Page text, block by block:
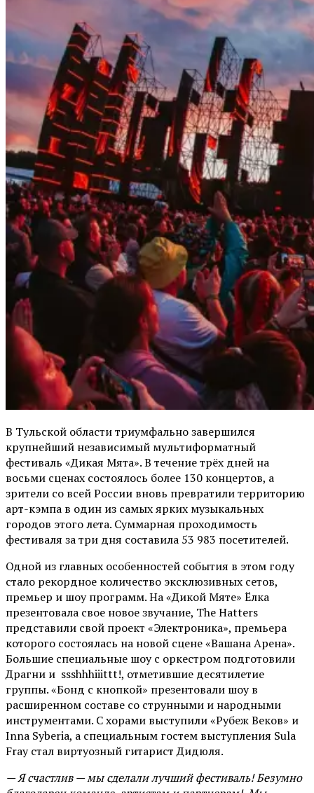
В Тульской области триумфально завершился
крупнейший независимый мультиформатный
фестиваль «Дикая Мята». В течение трёх дней на
восьми сценах состоялось более 130 концертов, а
зрители со всей России вновь превратили территорию
арт-кэмпа в один из самых ярких музыкальных
городов этого лета. Суммарная проходимость
фестиваля за три дня составила 53 983 посетителей.
Одной из главных особенностей события в этом году
стало рекордное количество эксклюзивных сетов,
премьер и шоу программ. На «Дикой Мяте» Ёлка
презентовала свое новое звучание, The Hatters
представили свой проект «Электроника», премьера
которого состоялась на новой сцене «Вашана Арена».
Большие специальные шоу с оркестром подготовили
Драгни и ssshhhiiittt!, отметившие десятилетие
группы. «Бонд с кнопкой» презентовали шоу в
расширенном составе со струнными и народными
инструментами. С хорами выступили «Рубеж Веков» и
Inna Syberia, а специальным гостем выступления Sula
Fray стал виртуозный гитарист Дидюля.
— Я счастлив — мы сделали лучший фестиваль! Безумно